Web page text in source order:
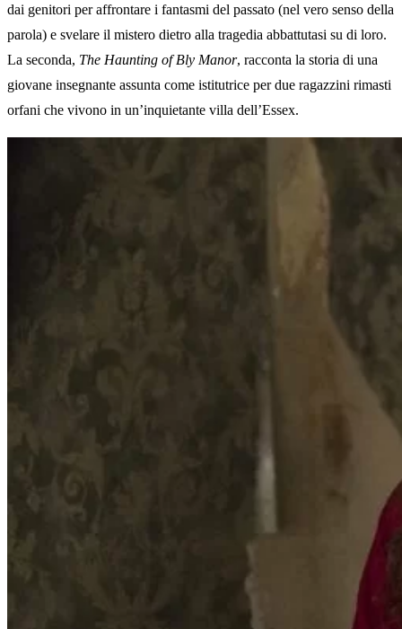
dai genitori per affrontare i fantasmi del passato (nel vero senso della
parola) e svelare il mistero dietro alla tragedia abbattutasi su di loro.
La seconda, The Haunting of Bly Manor, racconta la storia di una
giovane insegnante assunta come istitutrice per due ragazzini rimasti
orfani che vivono in un’inquietante villa dell’Essex.